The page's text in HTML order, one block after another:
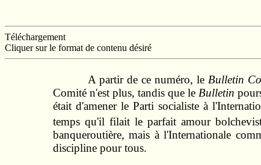
Téléchargement
Cliquer sur le format de contenu désiré
A partir de ce numéro, le Bulletin
Comité n'est plus, tandis que le Bulletin
était d'amener le Parti socialiste à
temps qu'il filait le parfait amour
banqueroutière, mais à l'Internationale
discipline pour tous.